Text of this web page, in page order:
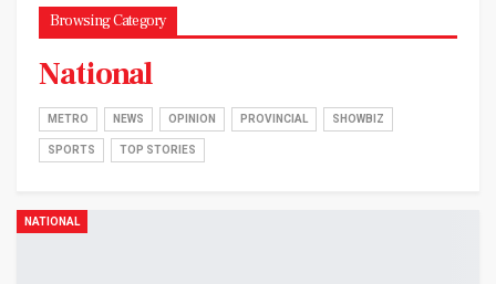
Browsing Category
National
METRO NEWS OPINION PROVINCIAL SHOWBIZ
SPORTS TOP STORIES
NATIONAL